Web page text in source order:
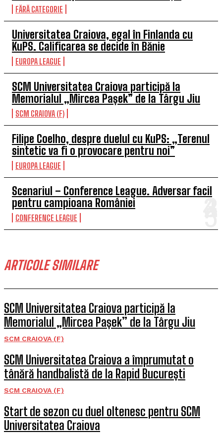
FĂRĂ CATEGORIE
Universitatea Craiova, egal în Finlanda cu
KuPS. Calificarea se decide în Bănie
EUROPA LEAGUE
SCM Universitatea Craiova participă la
Memorialul „Mircea Pașek” de la Târgu Jiu
SCM CRAIOVA (F)
Filipe Coelho, despre duelul cu KuPS: „Terenul
sintetic va fi o provocare pentru noi”
EUROPA LEAGUE
Scenariul – Conference League. Adversar facil
pentru campioana României
CONFERENCE LEAGUE
ARTICOLE SIMILARE
SCM Universitatea Craiova participă la
Memorialul „Mircea Pașek” de la Târgu Jiu
SCM CRAIOVA (F)
SCM Universitatea Craiova a împrumutat o
tânără handbalistă de la Rapid București
SCM CRAIOVA (F)
Start de sezon cu duel oltenesc pentru SCM
Universitatea Craiova